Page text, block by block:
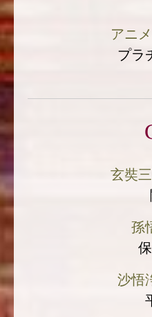
アニ
プラ
玄奘
孫
沙悟